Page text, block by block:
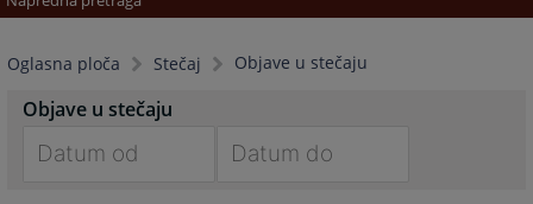
Oglasna ploča Stečaj Objave u stečaju
Objave u stečaju